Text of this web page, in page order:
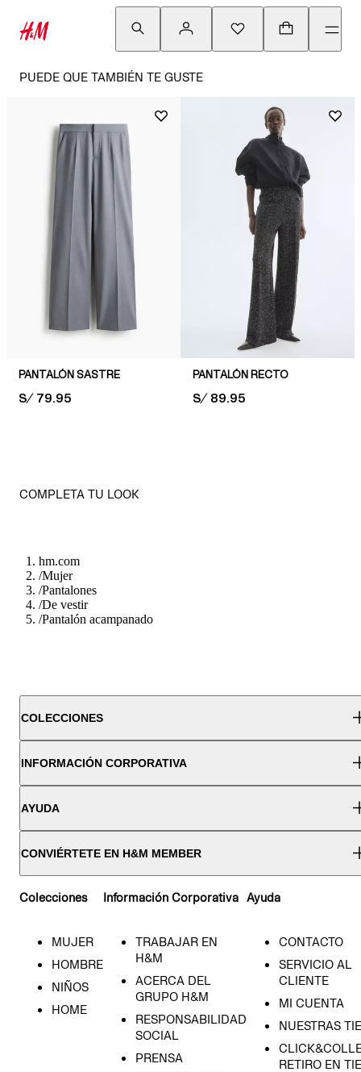
PUEDE QUE TAMBIÉN TE GUSTE
PANTALÓN SASTRE
PRICE:
S/ 79.95
PANTALÓN RECTO
PRICE:
S/ 89.95
COMPLETA TU LOOK
hm.com
/Mujer
/Pantalones
/De vestir
/Pantalón acampanado
COLECCIONES
INFORMACIÓN CORPORATIVA
AYUDA
CONVIÉRTETE EN H&M MEMBER
Colecciones
MUJER
HOMBRE
NIÑOS
HOME
Información Corporativa
TRABAJAR EN
H&M
ACERCA DEL
GRUPO H&M
RESPONSABILIDAD
SOCIAL
PRENSA
Ayuda
CONTACTO
SERVICIO AL
CLIENTE
MI CUENTA
NUESTRAS
RETIRO EN